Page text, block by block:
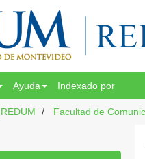
Ayuda Indexado por
Facultad de